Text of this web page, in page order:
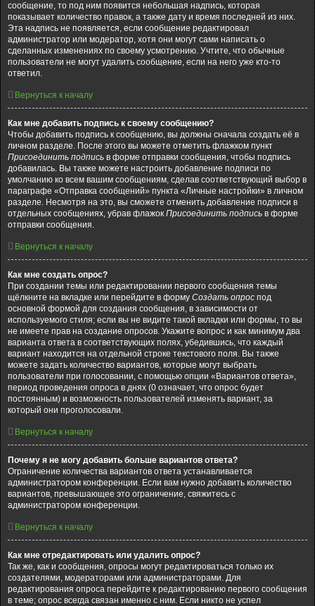
сообщение, то под ним появится небольшая надпись, которая
показывает количество правок, а также дату и время последней из них.
Эта надпись не появляется, если сообщение редактировал
администратор или модератор, хотя они могут сами написать о
сделанных изменениях по своему усмотрению. Учтите, что обычные
пользователи не могут удалить сообщение, если на него уже кто-то
ответил.
Вернуться к началу
Как мне добавить подпись к своему сообщению?
Чтобы добавить подпись к сообщению, вы должны сначала создать её в
личном разделе. После этого вы можете отметить флажком пункт
Присоединить подпись в форме отправки сообщения, чтобы подпись
добавилась. Вы также можете настроить добавление подписи по
умолчанию ко всем вашим сообщениям, сделав соответствующий выбор в
параграфе «Отправка сообщений» пункта «Личные настройки» в личном
разделе. Несмотря на это, вы сможете отменить добавление подписи в
отдельных сообщениях, убрав флажок Присоединить подпись в форме
отправки сообщения.
Вернуться к началу
Как мне создать опрос?
При создании темы или редактировании первого сообщения темы
щёлкните на вкладке или перейдите в форму Создать опрос под
основной формой для создания сообщения, в зависимости от
используемого стиля; если вы не видите такой вкладки или формы, то вы
не имеете прав на создание опросов. Укажите вопрос и как минимум два
варианта ответа в соответствующих полях, убедившись, что каждый
вариант находится на отдельной строке текстового поля. Вы также
можете задать количество вариантов, которые могут выбрать
пользователи при голосовании, с помощью опции «Вариантов ответа»,
период проведения опроса в днях (0 означает, что опрос будет
постоянным) и возможность пользователей изменять вариант, за
который они проголосовали.
Вернуться к началу
Почему я не могу добавить больше вариантов ответа?
Ограничение количества вариантов ответа устанавливается
администратором конференции. Если вам нужно добавить количество
вариантов, превышающее это ограничение, свяжитесь с
администратором конференции.
Вернуться к началу
Как мне отредактировать или удалить опрос?
Так же, как и сообщения, опросы могут редактироваться только их
создателями, модераторами или администраторами. Для
редактирования опроса перейдите к редактированию первого сообщения
в теме; опрос всегда связан именно с ним. Если никто не успел